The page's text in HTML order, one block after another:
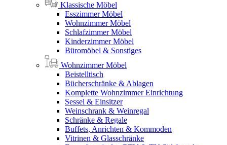
Klassische Möbel
Esszimmer Möbel
Wohnzimmer Möbel
Schlafzimmer Möbel
Kinderzimmer Möbel
Büromöbel & Sonstiges
Wohnzimmer Möbel
Beistelltisch
Bücherschränke & Ablagen
Komplette Wohnzimmer Einrichtung
Sessel & Einsitzer
Weinschrank & Weinregal
Schränke & Regale
Buffets, Anrichten & Kommoden
Vitrinen & Glasschränke